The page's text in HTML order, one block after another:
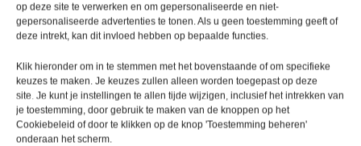
op deze site te verwerken en om gepersonaliseerde en niet-
gepersonaliseerde advertenties te tonen. Als u geen toestemming geeft of
deze intrekt, kan dit invloed hebben op bepaalde functies.
Klik hieronder om in te stemmen met het bovenstaande of om specifieke
keuzes te maken. Je keuzes zullen alleen worden toegepast op deze
site. Je kunt je instellingen te allen tijde wijzigen, inclusief het intrekken van
je toestemming, door gebruik te maken van de knoppen op het
Cookiebeleid of door te klikken op de knop 'Toestemming beheren'
onderaan het scherm.